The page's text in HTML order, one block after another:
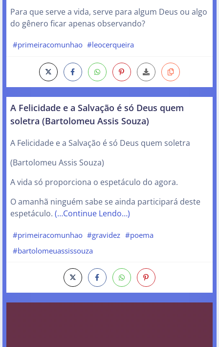
Para que serve a vida, serve para algum Deus ou algo
do gênero ficar apenas observando?
#primeiracomunhao #leocerqueira
A Felicidade e a Salvação é só Deus quem
soletra (Bartolomeu Assis Souza)
A Felicidade e a Salvação é só Deus quem soletra
(Bartolomeu Assis Souza)
A vida só proporciona o espetáculo do agora.
O amanhã ninguém sabe se ainda participará deste
espetáculo. (…Continue Lendo…)
#primeiracomunhao #gravidez #poema
#bartolomeuassissouza